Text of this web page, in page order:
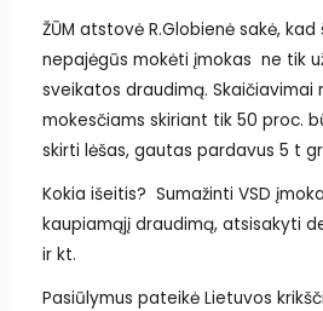
ŽŪM atstovė R.Globienė sakė,
nepajėgūs mokėti įmokas ne tik
sveikatos draudimą. Skaičiavimai
mokesčiams skiriant tik 50 proc.
skirti lėšas, gautas pardavus 5 t
Kokia išeitis? Sumažinti VSD
kaupiamąjį draudimą, atsisakyti
ir kt.
Pasiūlymus pateikė Lietuvos